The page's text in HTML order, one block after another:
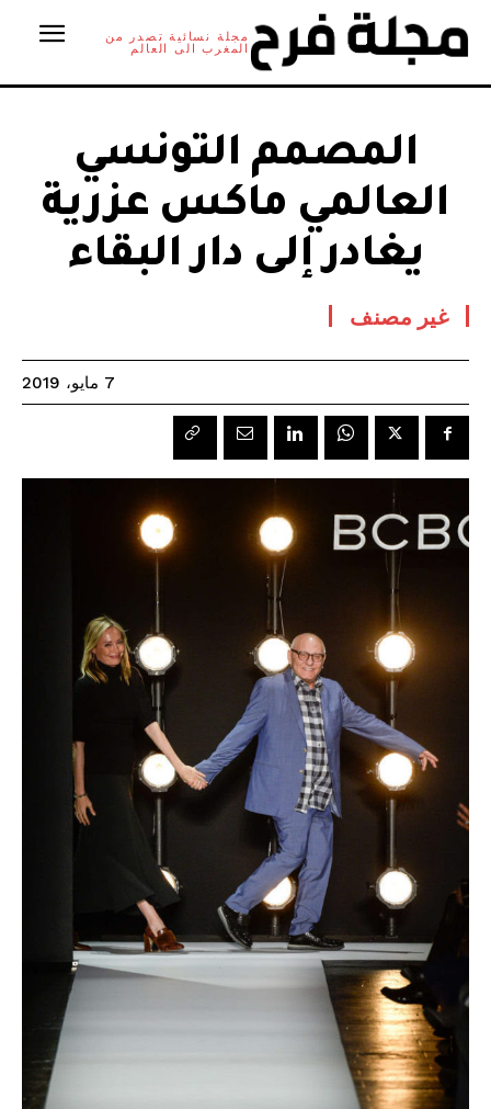
مجلة نسائية تصدر من
المغرب الى العالم
المصمم التونسي
العالمي ماكس عزرية
يغادر إلى دار البقاء
غير مصنف
7 مايو، 2019